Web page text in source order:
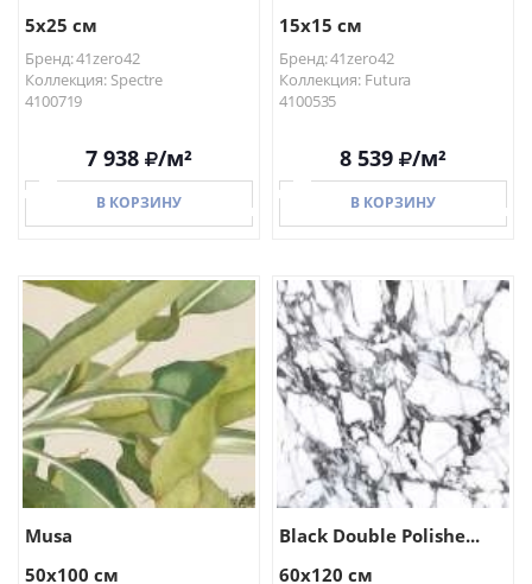
5x25 см
Бренд: 41zero42
Коллекция: Spectre
4100719
7 938 /м²
В КОРЗИНУ
В КОРЗИНУ
15x15 см
Бренд: 41zero42
Коллекция: Futura
4100535
8 539 /м²
В КОРЗИНУ
В КОРЗИНУ
Musa
50x100 см
Black Double Polishe...
60x120 см